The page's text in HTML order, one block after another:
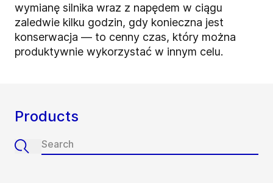
wymianę silnika wraz z napędem w ciągu
zaledwie kilku godzin, gdy konieczna jest
konserwacja — to cenny czas, który można
produktywnie wykorzystać w innym celu.
Products